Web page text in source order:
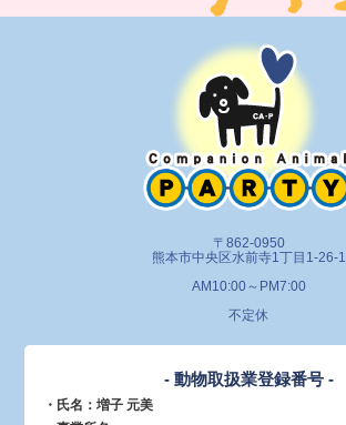
〒862-0950
熊本市中央区水前寺1丁目1-26-1
AM10:00～PM7:00
不定休
- 動物取扱業登録番号 -
・氏名：増子 元美